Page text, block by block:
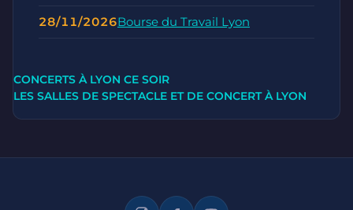
28/11/2026Bourse du Travail Lyon
CONCERTS À LYON CE SOIR
LES SALLES DE SPECTACLE ET DE CONCERT À LYON